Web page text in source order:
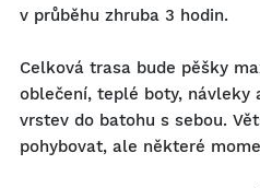
v průběhu zhruba 3 hodin.
Celková trasa bude pěšky
oblečení, teplé boty,
vrstev do batohu s sebou.
pohybovat, ale některé